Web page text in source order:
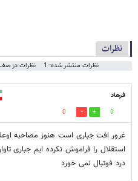
نظرات
نظرات منتشر شده: 1 نظرات در صف
فرهاد
0
0
غرور افت جباری است هنوز مصاحبه
استقلال را فراموش نکرده ایم جباری
درد فوتبال نمی خورد